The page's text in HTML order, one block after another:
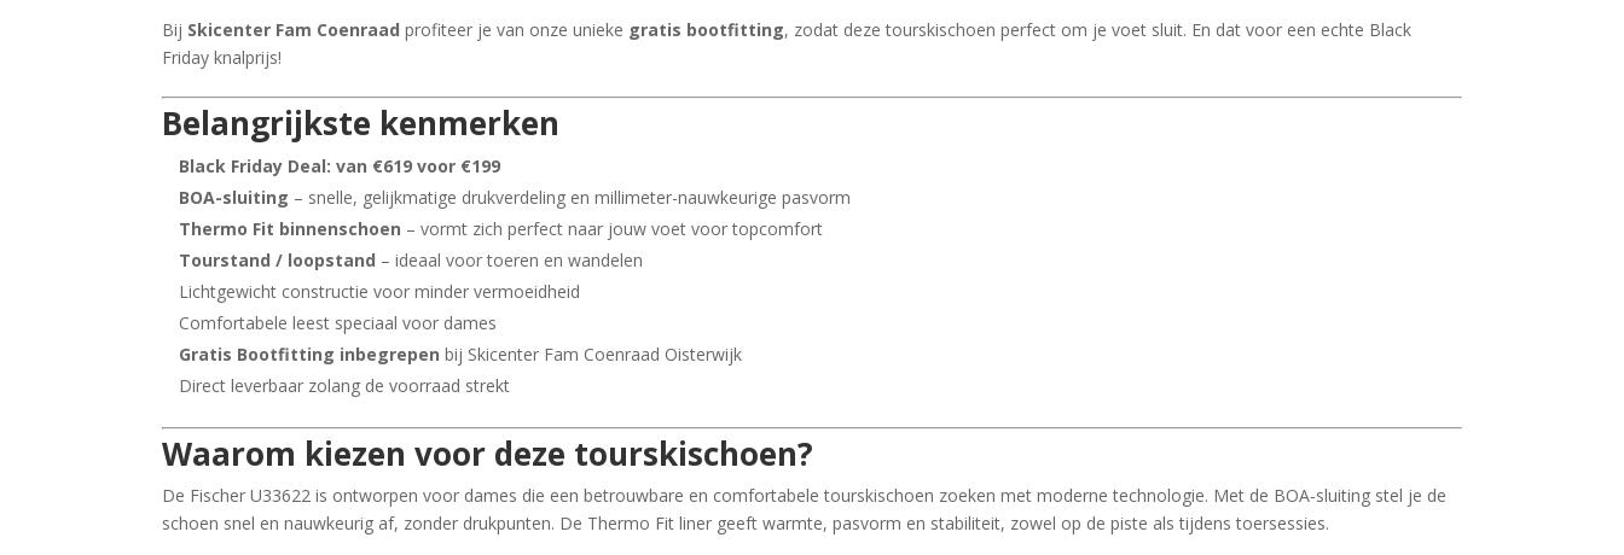
Bij Skicenter Fam Coenraad profiteer je van onze unieke gratis bootfitting, zodat deze tourskischoen perfect om je voet sluit. En dat voor een echte Black
Friday knalprijs!
Belangrijkste kenmerken
Black Friday Deal: van €619 voor €199
BOA-sluiting – snelle, gelijkmatige drukverdeling en millimeter-nauwkeurige pasvorm
Thermo Fit binnenschoen – vormt zich perfect naar jouw voet voor topcomfort
Tourstand / loopstand – ideaal voor toeren en wandelen
Lichtgewicht constructie voor minder vermoeidheid
Comfortabele leest speciaal voor dames
Gratis Bootfitting inbegrepen bij Skicenter Fam Coenraad Oisterwijk
Direct leverbaar zolang de voorraad strekt
Waarom kiezen voor deze tourskischoen?
De Fischer U33622 is ontworpen voor dames die een betrouwbare en comfortabele tourskischoen zoeken met moderne technologie. Met de BOA-sluiting stel je de
schoen snel en nauwkeurig af, zonder drukpunten. De Thermo Fit liner geeft warmte, pasvorm en stabiliteit, zowel op de piste als tijdens toersessies.